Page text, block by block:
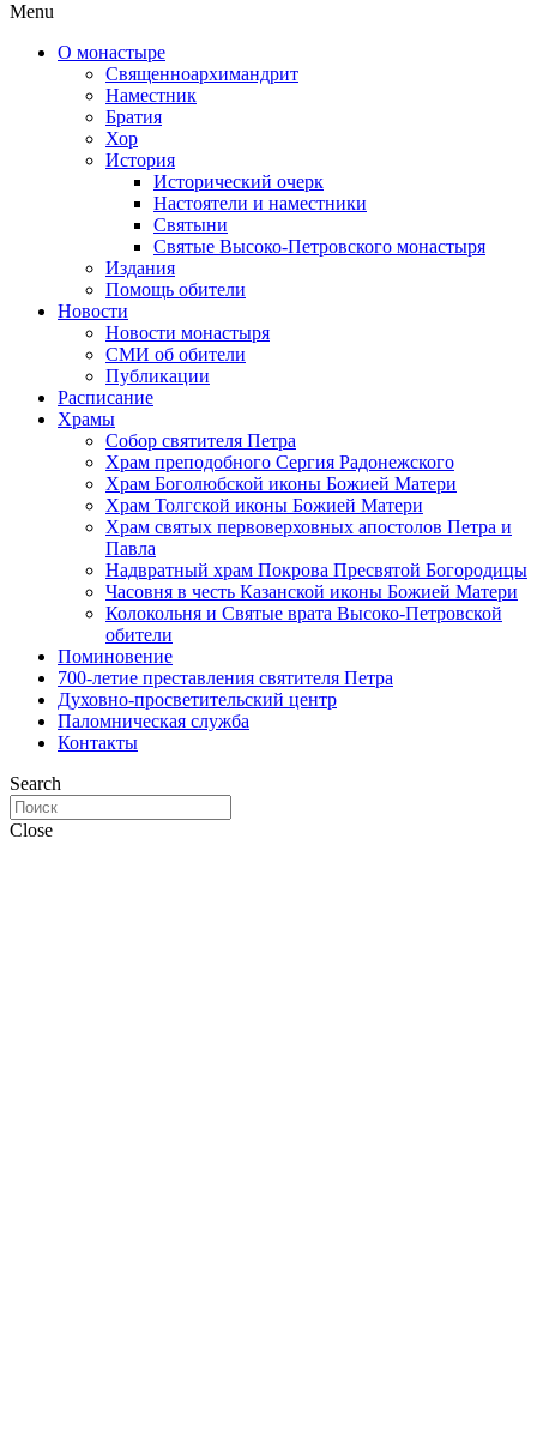
Menu
О монастыре
Священноархимандрит
Наместник
Братия
Хор
История
Исторический очерк
Настоятели и наместники
Святыни
Святые Высоко-Петровского монастыря
Издания
Помощь обители
Новости
Новости монастыря
СМИ об обители
Публикации
Расписание
Храмы
Собор святителя Петра
Храм преподобного Сергия Радонежского
Храм Боголюбской иконы Божией Матери
Храм Толгской иконы Божией Матери
Храм святых первоверховных апостолов Петра и
Павла
Надвратный храм Покрова Пресвятой Богородицы
Часовня в честь Казанской иконы Божией Матери
Колокольня и Святые врата Высоко-Петровской
обители
Поминовение
700-летие преставления святителя Петра
Духовно-просветительский центр
Паломническая служба
Контакты
Search
Close